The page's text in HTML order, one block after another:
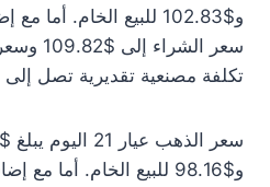
و$102.83 للبيع الخام.
تكلفة مصنعية تقديرية تصل إلى
و$98.16 للبيع الخام. أما